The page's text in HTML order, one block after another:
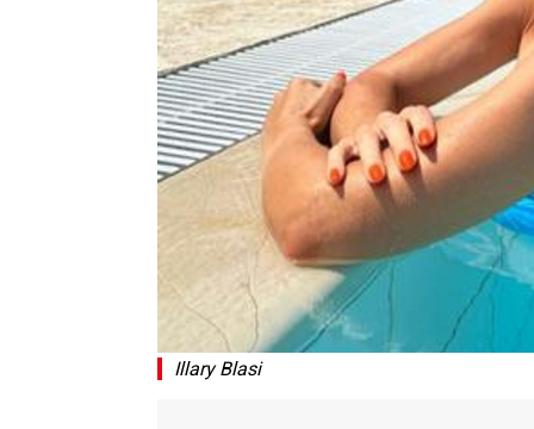
Illary Blasi